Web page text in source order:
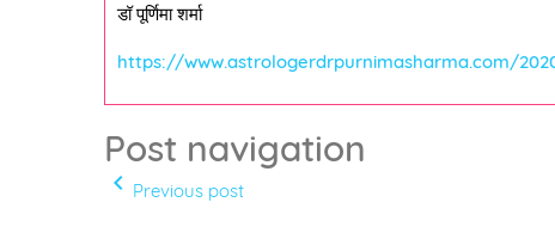
डॉ पूर्णिमा शर्मा
https://www.astrologerdrpurnimasharma.com/
Post navigation
navigate_before Previous post